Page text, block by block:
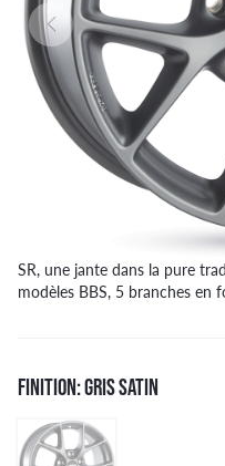
SR, une jante dans la pure
modèles BBS, 5 branches en
FINITION: GRIS SATIN